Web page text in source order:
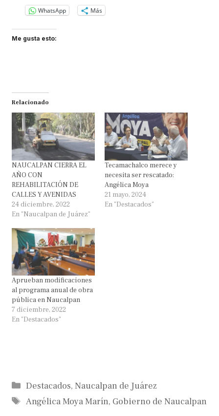
WhatsApp Más
Me gusta esto:
Relacionado
NAUCALPAN CIERRA EL
AÑO CON
REHABILITACIÓN DE
CALLES Y AVENIDAS
24 diciembre, 2022
En "Naucalpan de Juárez"
Tecamachalco merece y
necesita ser rescatado:
Angélica Moya
21 mayo, 2024
En "Destacados"
Aprueban modificaciones
al programa anual de obra
pública en Naucalpan
7 diciembre, 2022
En "Destacados"
Categorías
Destacados, Naucalpan de Juárez
Etiquetas
Angélica Moya Marín, Gobierno de Naucalpan